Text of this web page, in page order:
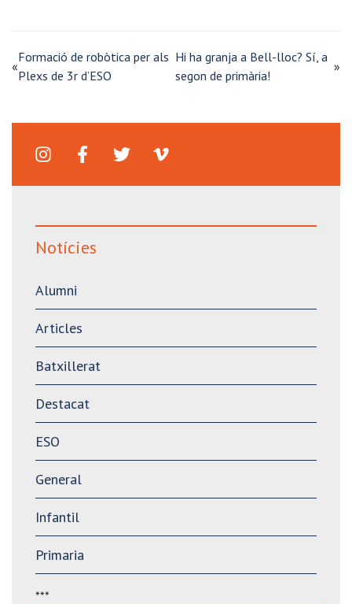
«
Formació de robòtica per als
Plexs de 3r d’ESO
Hi ha granja a Bell-lloc? Sí, a
segon de primària!
»
Notícies
Alumni
Articles
Batxillerat
Destacat
ESO
General
Infantil
Primaria
***